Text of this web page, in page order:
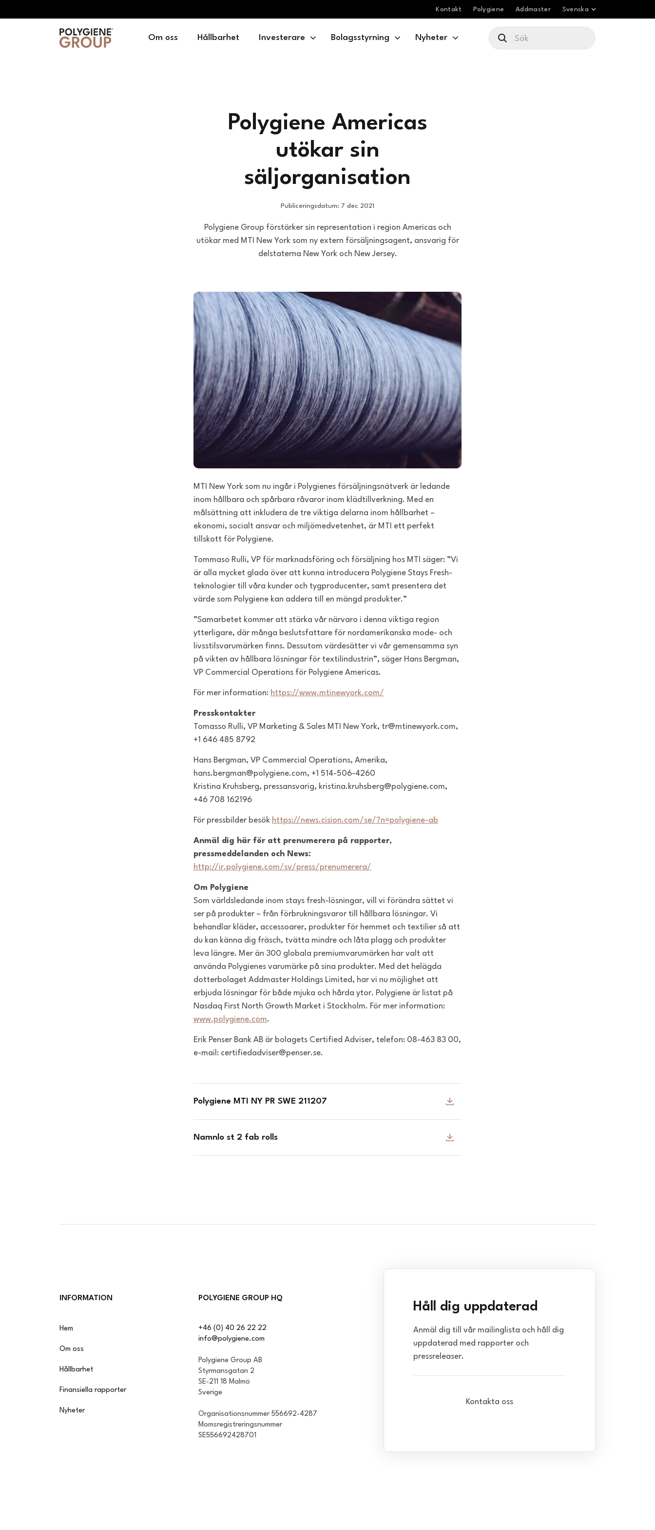
Om oss Hållbarhet Investerare Bolagsstyrning Nyheter
Kontakt Polygiene Addmaster Svenska
Polygiene Americas
utökar sin
säljorganisation
Publiceringsdatum: 7 dec 2021
Polygiene Group förstärker sin representation i region Americas och
utökar med MTI New York som ny extern försäljningsagent, ansvarig för
delstaterna New York och New Jersey.
MTI New York som nu ingår i Polygienes försäljningsnätverk är ledande
inom hållbara och spårbara råvaror inom klädtillverkning. Med en
målsättning att inkludera de tre viktiga delarna inom hållbarhet –
ekonomi, socialt ansvar och miljömedvetenhet, är MTI ett perfekt
tillskott för Polygiene.
Tommaso Rulli, VP för marknadsföring och försäljning hos MTI säger: ”Vi
är alla mycket glada över att kunna introducera Polygiene Stays Fresh-
teknologier till våra kunder och tygproducenter, samt presentera det
värde som Polygiene kan addera till en mängd produkter.”
”Samarbetet kommer att stärka vår närvaro i denna viktiga region
ytterligare, där många beslutsfattare för nordamerikanska mode- och
livsstilsvarumärken finns. Dessutom värdesätter vi vår gemensamma syn
på vikten av hållbara lösningar för textilindustrin”, säger Hans Bergman,
VP Commercial Operations för Polygiene Americas.
För mer information: https://www.mtinewyork.com/
Presskontakter
Tomasso Rulli, VP Marketing & Sales MTI New York, tr@mtinewyork.com,
+1 646 485 8792
Hans Bergman, VP Commercial Operations, Amerika,
hans.bergman@polygiene.com, +1 514-506-4260
Kristina Kruhsberg, pressansvarig, kristina.kruhsberg@polygiene.com,
+46 708 162196
För pressbilder besök https://news.cision.com/se/?n=polygiene-ab
Anmäl dig här för att prenumerera på rapporter,
pressmeddelanden och News:
http://ir.polygiene.com/sv/press/prenumerera/
Om Polygiene
Som världsledande inom stays fresh-lösningar, vill vi förändra sättet vi
ser på produkter – från förbrukningsvaror till hållbara lösningar. Vi
behandlar kläder, accessoarer, produkter för hemmet och textilier så att
du kan känna dig fräsch, tvätta mindre och låta plagg och produkter
leva längre. Mer än 300 globala premiumvarumärken har valt att
använda Polygienes varumärke på sina produkter. Med det helägda
dotterbolaget Addmaster Holdings Limited, har vi nu möjlighet att
erbjuda lösningar för både mjuka och hårda ytor. Polygiene är listat på
Nasdaq First North Growth Market i Stockholm. För mer information:
www.polygiene.com.
Erik Penser Bank AB är bolagets Certified Adviser, telefon: 08-463 83 00,
e-mail: certifiedadviser@penser.se.
Polygiene MTI NY PR SWE 211207
Namnlo st 2 fab rolls
INFORMATION
Hem
Om oss
Hållbarhet
Finansiella rapporter
Nyheter
POLYGIENE GROUP HQ
+46 (0) 40 26 22 22
info@polygiene.com
Polygiene Group AB
Styrmansgatan 2
SE-211 18 Malmö
Sverige
Organisationsnummer 556692-4287
Momsregistreringsnummer
SE556692428701
Håll dig uppdaterad
Anmäl dig till vår mailinglista och håll dig
uppdaterad med rapporter och
pressreleaser.
Kontakta oss